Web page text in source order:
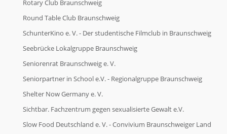
Rotary Club Braunschweig
Round Table Club Braunschweig
SchunterKino e. V. - Der studentische Filmclub in Braunschweig
Seebrücke Lokalgruppe Braunschweig
Seniorenrat Braunschweig e. V.
Seniorpartner in School e.V. - Regionalgruppe Braunschweig
Shelter Now Germany e. V.
Sichtbar. Fachzentrum gegen sexualisierte Gewalt e.V.
Slow Food Deutschland e. V. - Convivium Braunschweiger Land